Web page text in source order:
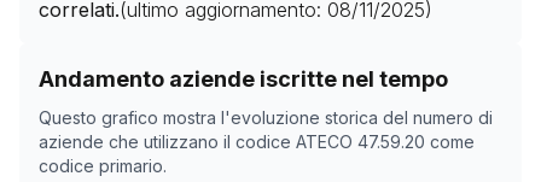
correlati.(ultimo aggiornamento: 08/11/2025)
Andamento aziende iscritte nel tempo
Questo grafico mostra l'evoluzione storica del numero di
aziende che utilizzano il codice ATECO 47.59.20 come
codice primario.
Storico numero di aziende con codice ATECO
Data rilevazione
04/04/2025
0
19/05/2025